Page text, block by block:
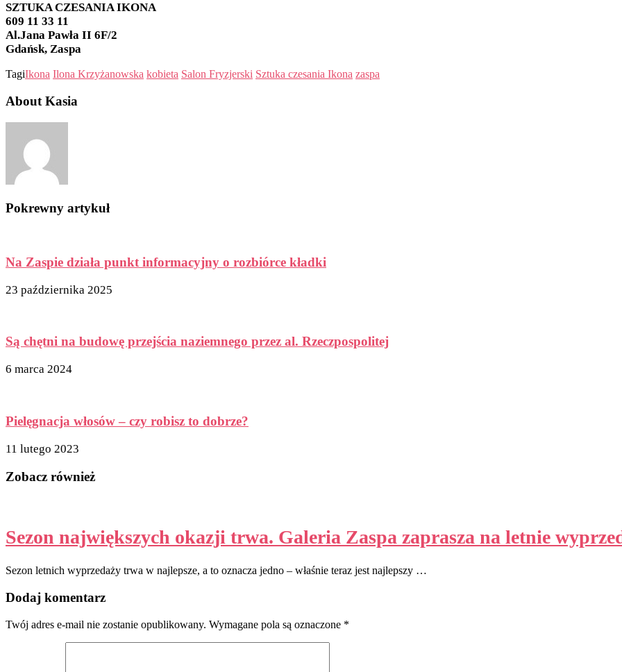
SZTUKA CZESANIA IKONA
609 11 33 11
Al.Jana Pawła II 6F/2
Gdańsk, Zaspa
TagiIkona Ilona Krzyżanowska kobieta Salon Fryzjerski Sztuka czesania Ikona zaspa
About Kasia
Pokrewny artykuł
Na Zaspie działa punkt informacyjny o rozbiórce kładki
23 października 2025
Są chętni na budowę przejścia naziemnego przez al. Rzeczpospolitej
6 marca 2024
Pielęgnacja włosów – czy robisz to dobrze?
11 lutego 2023
Zobacz również
Sezon największych okazji trwa. Galeria Zaspa zaprasza na letnie
Sezon letnich wyprzedaży trwa w najlepsze, a to oznacza jedno – właśnie teraz jest najlepszy …
Dodaj komentarz
Twój adres e-mail nie zostanie opublikowany. Wymagane pola są oznaczone *